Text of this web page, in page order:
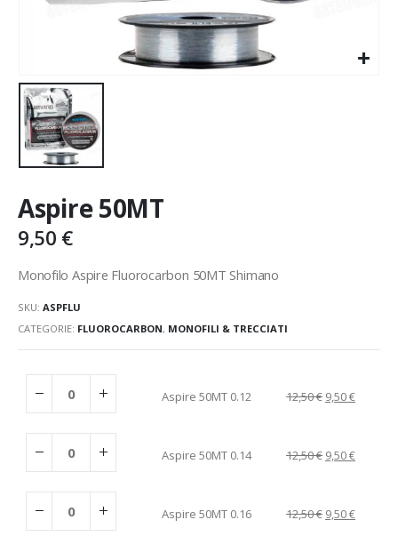
Aspire 50MT
9,50 €
Monofilo Aspire Fluorocarbon 50MT Shimano
SKU: ASPFLU
CATEGORIE: FLUOROCARBON, MONOFILI & TRECCIATI
Aspire 50MT 0.12 12,50€ 9,50€
Aspire 50MT 0.14 12,50€ 9,50€
Aspire 50MT 0.16 12,50€ 9,50€